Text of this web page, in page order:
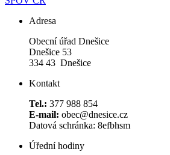
Adresa
Obecní úřad Dnešice
Dnešice 53
334 43 Dnešice
Kontakt
Tel.: 377 988 854
E-mail: obec@dnesice.cz
Datová schránka: 8efbhsm
Úřední hodiny